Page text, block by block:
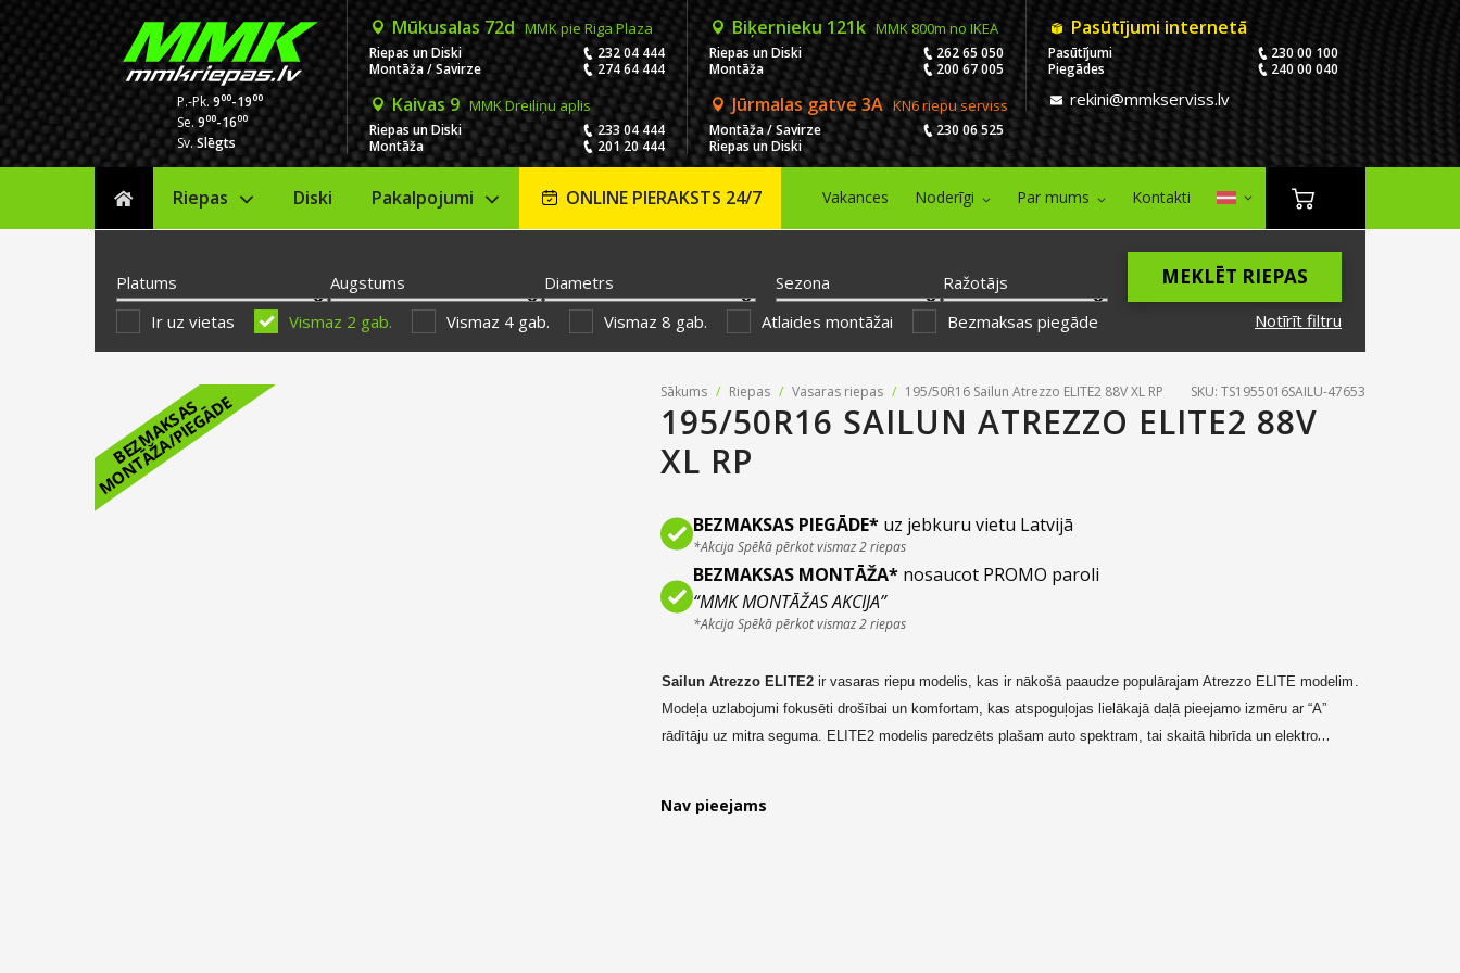
P.-Pk.900-1900
Se.900-1600
Sv.Slēgts
Mūkusalas 72d MMK pie Riga Plaza
Riepas un Diski
232 04 444
Montāža / Savirze
274 64 444
Biķernieku 121k MMK 800m no IKEA
Riepas un Diski
262 65 050
Montāža
200 67 005
Kaivas 9 MMK Dreiliņu aplis
Riepas un Diski
233 04 444
Montāža
201 20 444
Jūrmalas gatve 3A KN6 riepu serviss
Montāža / Savirze
230 06 525
Riepas un Diski
Pasūtījumi internetā
Pasūtījumi
230 00 100
Piegādes
240 00 040
rekini@mmkserviss.lv
Sākums
Riepas Diski Pakalpojumi ONLINE PIERAKSTS 24/7 Vakances Noderīgi Par mums Kontakti
Platums Augstums Diametrs Sezona
Ražotājs
Notīrīt filtru
MEKLĒT RIEPAS
Ir uz vietas Vismaz 2 gab. Vismaz 4 gab. Vismaz 8 gab. Atlaides montāžai Bezmaksas piegāde
B
E
Z
M
A
K
S
A
S
M
O
N
T
Ā
Ž
A
/
P
I
E
G
Ā
D
E Sākums / Riepas / Vasaras riepas / 195/50R16 Sailun Atrezzo ELITE2 88V XL RP SKU: TS1955016SAILU-47653
195/50R16 SAILUN ATREZZO ELITE2 88V
XL RP
BEZMAKSAS PIEGĀDE*uz jebkuru vietu Latvijā
*Akcija Spēkā pērkot vismaz 2 riepas
BEZMAKSAS MONTĀŽA* nosaucot PROMO paroli
“MMK MONTĀŽAS AKCIJA”
*Akcija Spēkā pērkot vismaz 2 riepas
Sailun Atrezzo ELITE2ir vasaras riepumodelis, kas ir nākošā paaudze populārajam Atrezzo ELITE modelim
Modeļa uzlabojumi fokusēti drošībai un komfortam, kas atspoguļojas lielākajā daļā pieejamo izmēru ar “A”
rādītāju uz mitra seguma. ELITE2 modelis paredzēts plašam auto spektram, tai skaitā hibrīda un elektro
Nav pieejams